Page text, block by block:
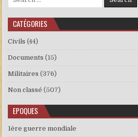
CATÉGORIES
Civils (44)
Documents (15)
Militaires (376)
Non classé (507)
EPOQUES
1ère guerre mondiale